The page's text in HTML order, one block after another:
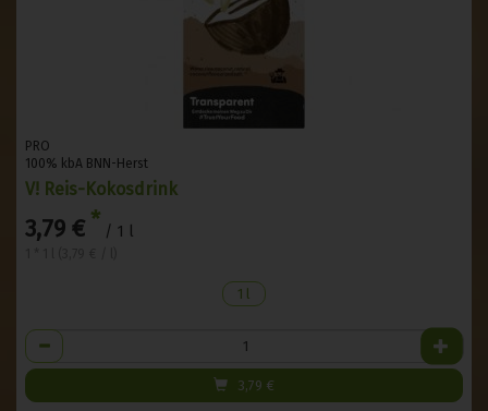
PRO
100% kbA BNN-Herst
V! Reis-Kokosdrink
3,79 € * / 1 l
1 l
Anzahl
3,79 €